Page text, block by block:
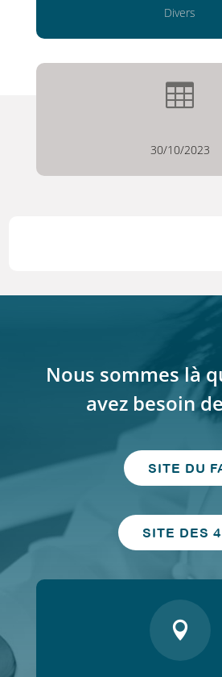
Divers

30/10/2023
Nous sommes là
avez besoin
SITE DU
SITE DES
